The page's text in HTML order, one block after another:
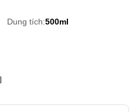
Dung tích:500ml